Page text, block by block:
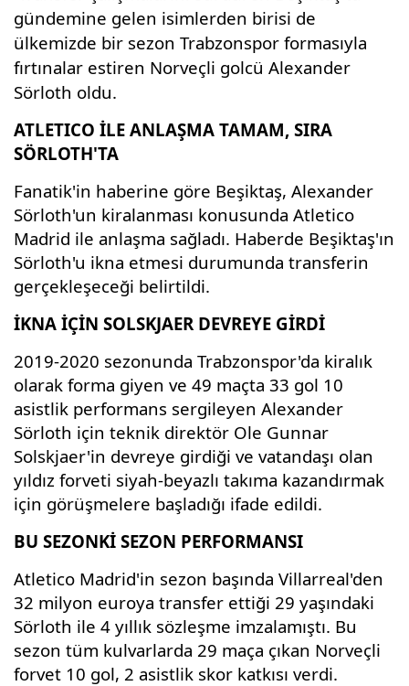
gündemine gelen isimlerden birisi de
ülkemizde bir sezon Trabzonspor formasıyla
fırtınalar estiren Norveçli golcü Alexander
Sörloth oldu.
ATLETICO İLE ANLAŞMA TAMAM, SIRA
SÖRLOTH'TA
Fanatik'in haberine göre Beşiktaş, Alexander
Sörloth'un kiralanması konusunda Atletico
Madrid ile anlaşma sağladı. Haberde Beşiktaş'ın
Sörloth'u ikna etmesi durumunda transferin
gerçekleşeceği belirtildi.
İKNA İÇİN SOLSKJAER DEVREYE GİRDİ
2019-2020 sezonunda Trabzonspor'da kiralık
olarak forma giyen ve 49 maçta 33 gol 10
asistlik performans sergileyen Alexander
Sörloth için teknik direktör Ole Gunnar
Solskjaer'in devreye girdiği ve vatandaşı olan
yıldız forveti siyah-beyazlı takıma kazandırmak
için görüşmelere başladığı ifade edildi.
BU SEZONKİ SEZON PERFORMANSI
Atletico Madrid'in sezon başında Villarreal'den
32 milyon euroya transfer ettiği 29 yaşındaki
Sörloth ile 4 yıllık sözleşme imzalamıştı. Bu
sezon tüm kulvarlarda 29 maça çıkan Norveçli
forvet 10 gol, 2 asistlik skor katkısı verdi.